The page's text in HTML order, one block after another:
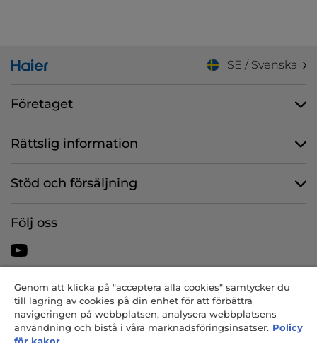
SE / Svenska
Företaget
Rättslig information
Stöd och försäljning
Följ oss
CANDY HOOVER GROUP S.r.I. – Enmansbolag – SÄTE: Via Comolli, 57
– 20861 Brugherio (MB) – Italien – ADMINISTRATIVA KONTOR: Via
Privata Eden Fumagalli snc – 20861 Brugherio (MB) och Via Trento nr.
20/A-22 – 20871 Vimercate (MB) – Italien – Tfn: +39 039 2086 1 – Fax:
Genom att klicka på "acceptera alla cookies" samtycker du
till lagring av cookies på din enhet för att förbättra
navigeringen på webbplatsen, analysera webbplatsens
användning och bistå i våra marknadsföringsinsatser. Policy